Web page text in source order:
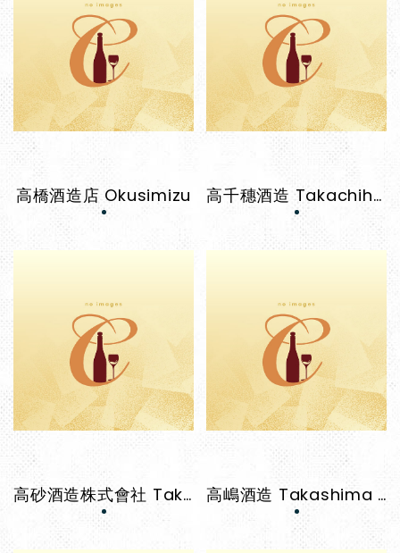
高橋酒造店 Okusimizu 高千穗酒造 Takachiho Shuzo
高砂酒造株式會社 Takasago Shuzo 高嶋酒造 Takashima Shuzo